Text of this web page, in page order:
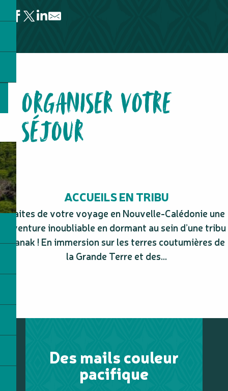
Location de voiture - Gîte Nataïwatch
Kwï Tchéö Transport
Oleti Tours
AMARENT - Location de scooter électrique
Allo Transports
VIP Drive NC
Abaca Croisières
Kou-Bugny Excursion
Casy Express
Kuaré
ORGANISER VOTRE
SÉJOUR
ACCUEILS EN TRIBU
Faites de votre voyage en Nouvelle-Calédonie une
aventure inoubliable en dormant au sein d’une tribu
Kanak ! En immersion sur les terres coutumières de
la Grande Terre et des...
Des mails couleur
pacifique